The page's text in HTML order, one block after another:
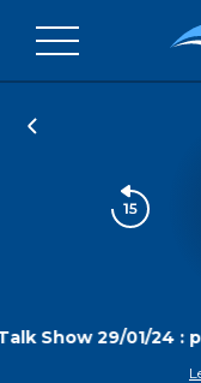
Show 29/01/24 :